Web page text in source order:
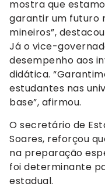
mostra que
garantir um futuro
mineiros”,
Já o vice-
desempenho aos
didática.
estudantes nas
base”, afirmou.
O secretário de
Soares, reforçou
na preparação
foi determinante
estadual.